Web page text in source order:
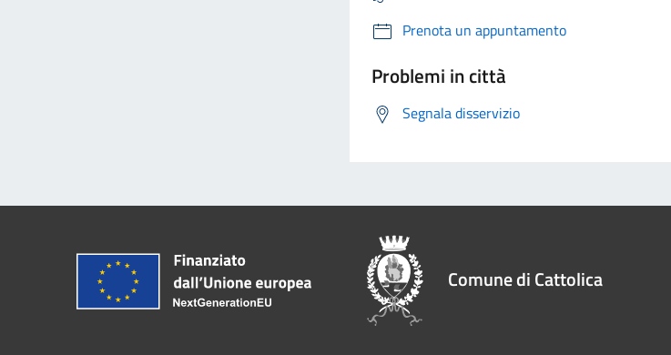
Prenota un appuntamento
Problemi in città
Segnala disservizio
Comune di Cattolica